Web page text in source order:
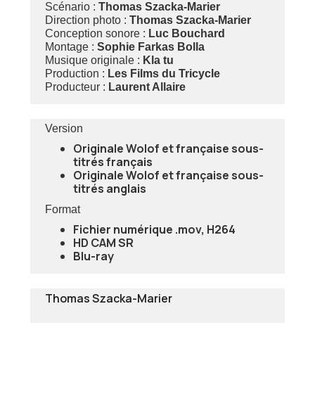
Scénario : Thomas Szacka-Marier
Direction photo : Thomas Szacka-Marier
Conception sonore : Luc Bouchard
Montage : Sophie Farkas Bolla
Musique originale : Kla tu
Production : Les Films du Tricycle
Producteur : Laurent Allaire
Version
Originale Wolof et française sous-
titrés français
Originale Wolof et française sous-
titrés anglais
Format
Fichier numérique .mov, H264
HD CAM SR
Blu-ray
Thomas Szacka-Marier